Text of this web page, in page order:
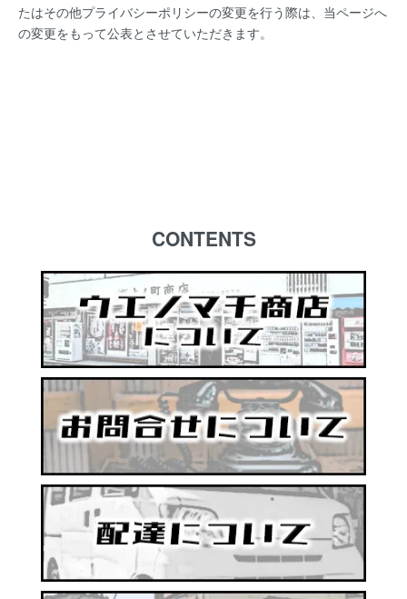
たはその他プライバシーポリシーの変更を行う際は、当ページへ
の変更をもって公表とさせていただきます。
CONTENTS